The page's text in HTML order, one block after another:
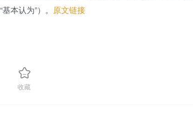
本认为”）。 原文链接
收藏